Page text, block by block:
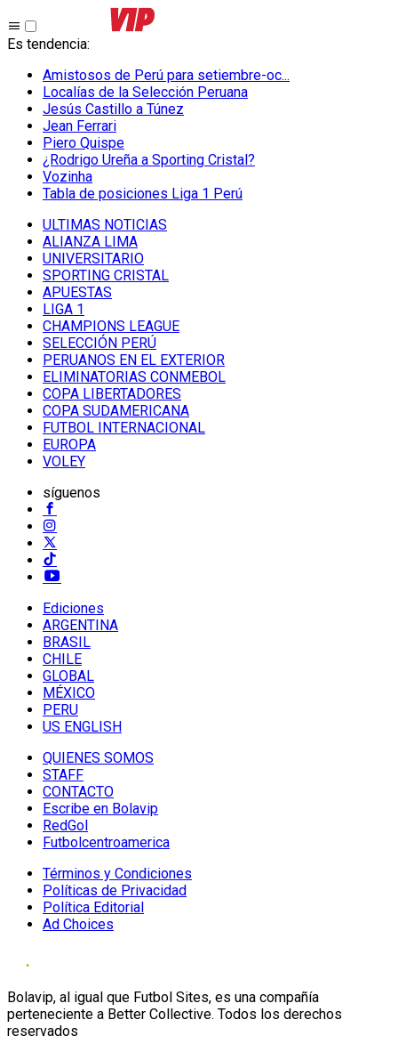
Es tendencia:
Amistosos de Perú para setiembre-oc...
Localías de la Selección Peruana
Jesús Castillo a Túnez
Jean Ferrari
Piero Quispe
¿Rodrigo Ureña a Sporting Cristal?
Vozinha
Tabla de posiciones Liga 1 Perú
ULTIMAS NOTICIAS
ALIANZA LIMA
UNIVERSITARIO
SPORTING CRISTAL
APUESTAS
LIGA 1
CHAMPIONS LEAGUE
SELECCIÓN PERÚ
PERUANOS EN EL EXTERIOR
ELIMINATORIAS CONMEBOL
COPA LIBERTADORES
COPA SUDAMERICANA
FUTBOL INTERNACIONAL
EUROPA
VOLEY
síguenos
Ediciones
ARGENTINA
BRASIL
CHILE
GLOBAL
MÉXICO
PERU
US ENGLISH
QUIENES SOMOS
STAFF
CONTACTO
Escribe en Bolavip
RedGol
Futbolcentroamerica
Términos y Condiciones
Políticas de Privacidad
Política Editorial
Ad Choices
Bolavip, al igual que Futbol Sites, es una compañía
perteneciente a Better Collective. Todos los derechos
reservados